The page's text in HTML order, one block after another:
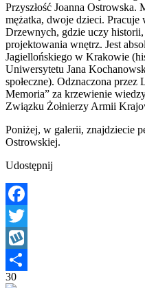
Przyszłość Joanna
mężatka, dwoje dzieci.
Drzewnych, gdzie uczy historii,
projektowania wnętrz. Jest
Jagiellońskiego w Krakowie
Uniwersytetu Jana
społeczne). Odznaczona
Memoria” za krzewienie
Związku Żołnierzy Armii
Poniżej, w galerii, znajdziecie
Ostrowskiej.
Udostępnij
Facebook
Twitter
Wykop
Share
30